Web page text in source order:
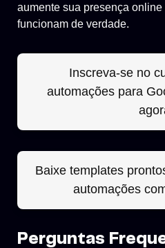
aumente sua presença
funcionam de verdade.
Inscreva-se no
automações para
Baixe templates
automações
Perguntas